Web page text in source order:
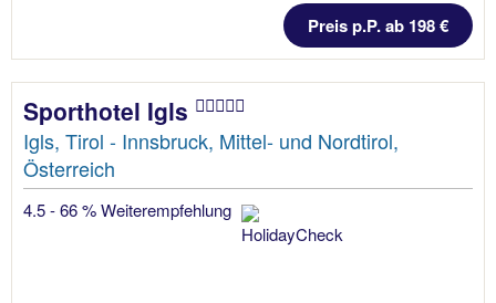
Preis p.P. ab 198 €
Sporthotel Igls
Igls, Tirol - Innsbruck, Mittel- und Nordtirol,
Österreich
4.5 - 66 % Weiterempfehlung